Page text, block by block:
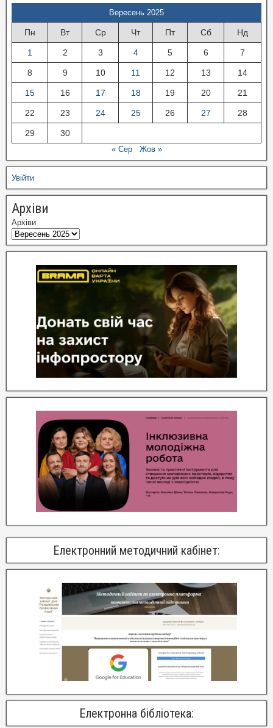
Вересень 2025
Пн Вт Ср Чт Пт Сб Нд
1 2 3 4 5 6 7
8 9 10 11 12 13 14
15 16 17 18 19 20 21
22 23 24 25 26 27 28
29 30
« Сер Жов »
Увійти
Архіви
Архіви
Електронний методичний кабінет:
Електронна бібліотека: